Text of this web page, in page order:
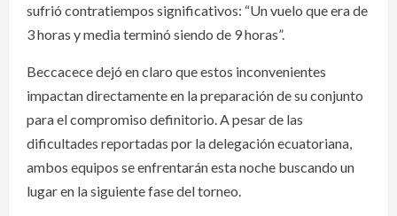
sufrió contratiempos significativos: “Un vuelo que era de
3 horas y media terminó siendo de 9 horas”.
Beccacece dejó en claro que estos inconvenientes
impactan directamente en la preparación de su conjunto
para el compromiso definitorio. A pesar de las
dificultades reportadas por la delegación ecuatoriana,
ambos equipos se enfrentarán esta noche buscando un
lugar en la siguiente fase del torneo.